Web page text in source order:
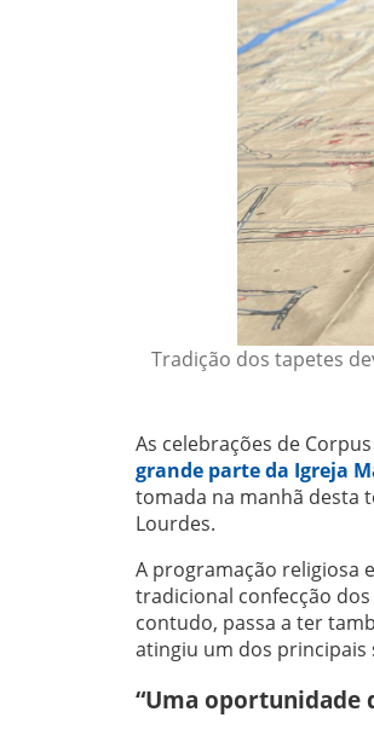
Tradição dos tapetes
As celebrações de
grande parte da Igreja
tomada na manhã desta
Lourdes.
A programação religiosa
tradicional confecção
contudo, passa a ter
atingiu um dos
“Uma oportunidade